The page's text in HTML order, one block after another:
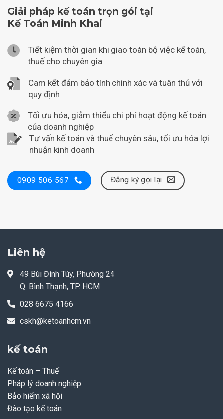
Giải pháp kế toán trọn gói tại
Kế Toán Minh Khai
Tiết kiệm thời gian khi giao toàn bộ việc kế toán,
thuế cho chuyên gia
Cam kết đảm bảo tính chính xác và tuân thủ với
quy định
Tối ưu hóa, giảm thiểu chi phí hoạt động kế toán
của doanh nghiệp
Tư vấn kế toán và thuế chuyên sâu, tối ưu hóa lợi
nhuận kinh doanh
0909 506 567 Đăng ký gọi lại
Liên hệ
49 Bùi Đình Túy, Phường 24
Q. Bình Thạnh, TP. HCM
028 6675 4166
cskh@ketoanhcm.vn
kế toán
Kế toán – Thuế
Pháp lý doanh nghiệp
Bảo hiểm xã hội
Đào tạo kế toán